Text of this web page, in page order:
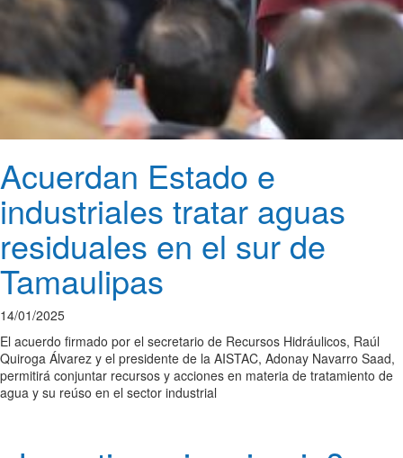
Acuerdan Estado e
industriales tratar aguas
residuales en el sur de
Tamaulipas
14/01/2025
El acuerdo firmado por el secretario de Recursos Hidráulicos, Raúl
Quiroga Álvarez y el presidente de la AISTAC, Adonay Navarro Saad,
permitirá conjuntar recursos y acciones en materia de tratamiento de
agua y su reúso en el sector industrial